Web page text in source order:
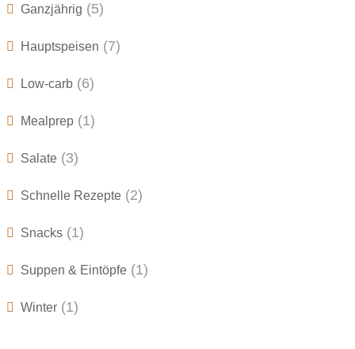
Ganzjährig (5)
Hauptspeisen (7)
Low-carb (6)
Mealprep (1)
Salate (3)
Schnelle Rezepte (2)
Snacks (1)
Suppen & Eintöpfe (1)
Winter (1)